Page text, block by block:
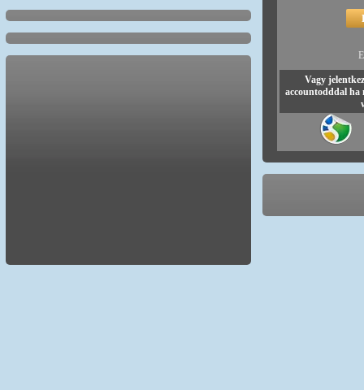
Vagy
accountodddal ha